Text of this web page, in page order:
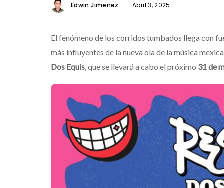
Edwin Jimenez Abril 3, 2025
El fenómeno de los corridos tumbados llega con
más influyentes de la nueva ola de la música
Dos Equis, que se llevará a cabo el próximo 31 de